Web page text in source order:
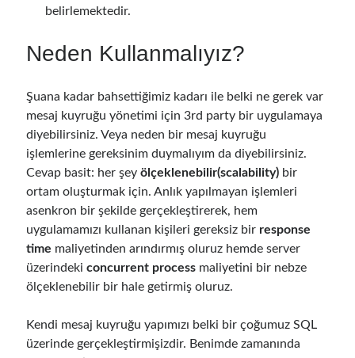
Aspect Oriented Programming (AOP)
Behavior Driven Development
CI (Continuous Integration)(4)
Containerizing(20)
dotnet(9)
GraphQL(1)
Kurumsal Tasarım Kalıpları (Enterprise Design Patterns)(2)
Logging(4)
Messaging(17)
Microservices(24)
Nesne Yönelimli Programlama (Object Oriented Programming)(6)
NoSQL(2)
ORM (2)
Performans (Profiling) (6)
RabbitMQ(9)
Refactoring (4)
belirlemektedir.
Neden Kullanmalıyız?
Şuana kadar bahsettiğimiz kadarı ile belki ne gerek var
mesaj kuyruğu yönetimi için 3rd party bir uygulamaya
diyebilirsiniz. Veya neden bir mesaj kuyruğu
işlemlerine gereksinim duymalıyım da diyebilirsiniz.
Cevap basit: her şeyölçeklenebilir(scalability) bir
ortam oluşturmak için. Anlık yapılmayan işlemleri
asenkron bir şekilde gerçekleştirerek, hem
uygulamamızı kullanan kişileri gereksiz bir response
time maliyetinden arındırmış oluruz hemde server
üzerindekiconcurrent process maliyetini bir nebze
ölçeklenebilir bir hale getirmiş oluruz.
Kendi mesaj kuyruğu yapımızı belki bir çoğumuz SQL
üzerinde gerçekleştirmişizdir. Benimde zamanında